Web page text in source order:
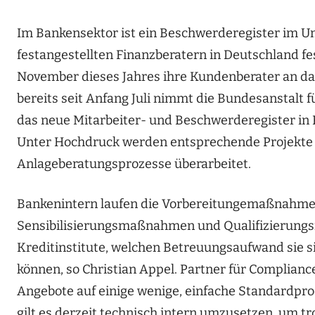
Im Bankensektor ist ein Beschwerderegister im
festangestellten Finanzberatern in Deutschland
November dieses Jahres ihre Kundenberater an
bereits seit Anfang Juli nimmt die Bundesanstalt
das neue Mitarbeiter- und Beschwerderegister in
Unter Hochdruck werden entsprechende
Anlageberatungsprozesse überarbeitet.
Bankenintern laufen die
Sensibilisierungsmaßnahmen und
Kreditinstitute, welchen Betreuungsaufwand sie
können, so Christian Appel. Partner für
Angebote auf einige wenige, einfache